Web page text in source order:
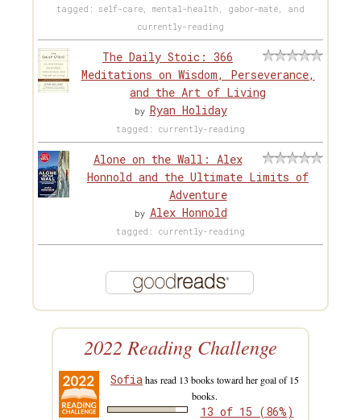
tagged: self-care, mental-health, gabor-maté, and
currently-reading
The Daily Stoic: 366
Meditations on Wisdom, Perseverance,
and the Art of Living
by Ryan Holiday
tagged: currently-reading
Alone on the Wall: Alex
Honnold and the Ultimate Limits of
Adventure
by Alex Honnold
tagged: currently-reading
2022 Reading Challenge
Sofiahas read 13 books toward her goal of 15
books.
13 of 15 (86%)